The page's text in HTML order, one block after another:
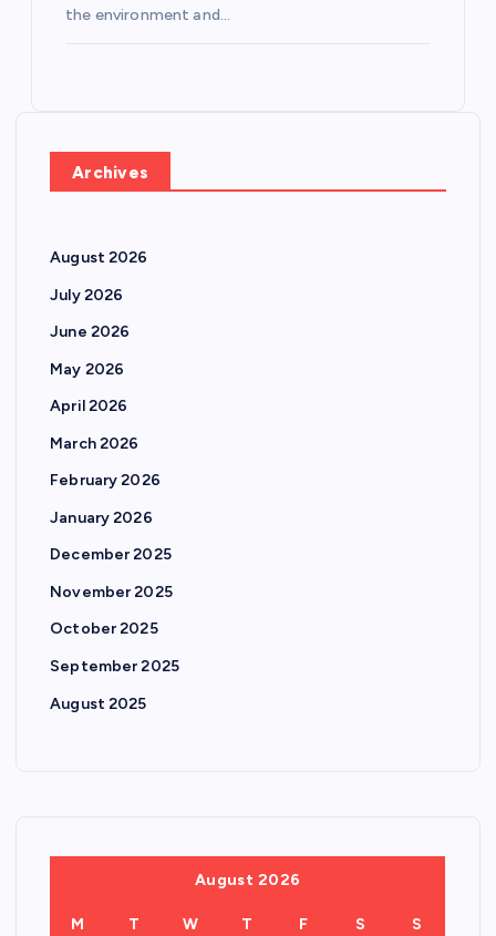
the environment and…
Archives
August 2026
July 2026
June 2026
May 2026
April 2026
March 2026
February 2026
January 2026
December 2025
November 2025
October 2025
September 2025
August 2025
August 2026
M T W T F S S